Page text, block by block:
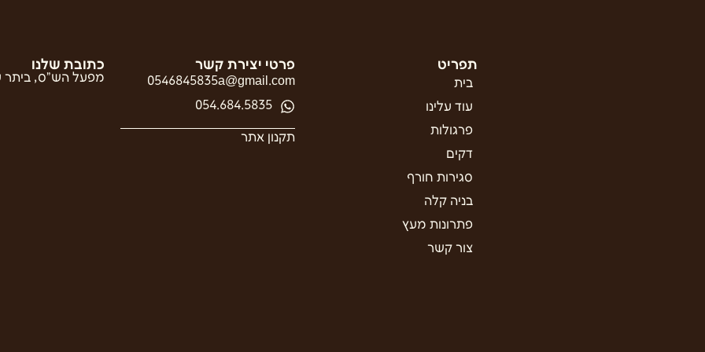
תפריט
בית
עוד עלינו
פרגולות
דקים
סגירות חורף
בניה קלה
פתרונות מעץ
צור קשר
פרטי יצירת קשר
0546845835a@gmail.com
054.684.5835
תקנון אתר
כתובת שלנו
מפעל הש”ס, ביתר